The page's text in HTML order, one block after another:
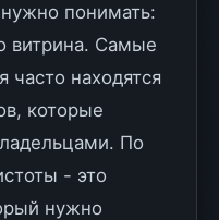
нужно понимать:
витрина. Самые
находятся
которые
По
- это
нужно